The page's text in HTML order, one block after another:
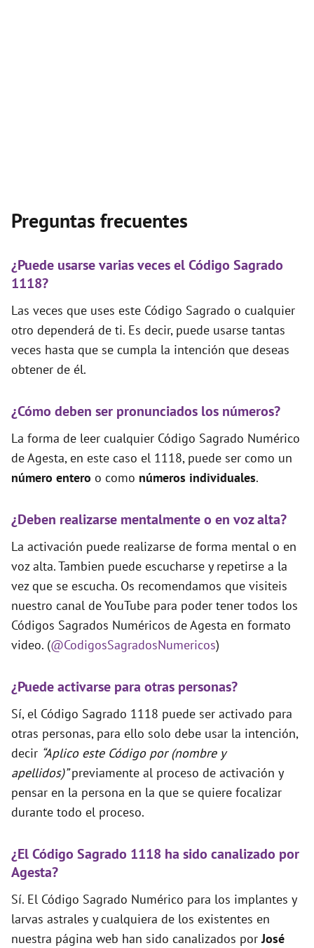
Preguntas frecuentes
¿Puede usarse varias veces el Código Sagrado
1118?
Las veces que uses este Código Sagrado o cualquier
otro dependerá de ti. Es decir, puede usarse tantas
veces hasta que se cumpla la intención que deseas
obtener de él.
¿Cómo deben ser pronunciados los números?
La forma de leer cualquier Código Sagrado Numérico
de Agesta, en este caso el 1118, puede ser como un
número entero o como números individuales.
¿Deben realizarse mentalmente o en voz alta?
La activación puede realizarse de forma mental o en
voz alta. Tambien puede escucharse y repetirse a la
vez que se escucha. Os recomendamos que visiteis
nuestro canal de YouTube para poder tener todos los
Códigos Sagrados Numéricos de Agesta en formato
video. (@CodigosSagradosNumericos)
¿Puede activarse para otras personas?
Sí, el Código Sagrado 1118 puede ser activado para
otras personas, para ello solo debe usar la intención,
decir “Aplico este Código por (nombre y
apellidos)”previamente al proceso de activación y
pensar en la persona en la que se quiere focalizar
durante todo el proceso.
¿El Código Sagrado 1118 ha sido canalizado por
Agesta?
Sí. El Código Sagrado Numérico para los implantes y
larvas astrales y cualquiera de los existentes en
nuestra página web han sido canalizados porJosé